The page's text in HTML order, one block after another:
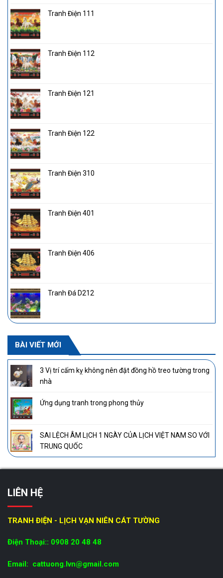
Tranh Điện 111
Tranh Điện 112
Tranh Điện 121
Tranh Điện 122
Tranh Điện 310
Tranh Điện 401
Tranh Điện 406
Tranh Đá D212
BÀI VIẾT MỚI
3 Vị trí cấm kỵ không nên đặt đồng hồ treo tường trong
nhà
Ứng dụng tranh trong phong thủy
SAI LỆCH ÂM LỊCH 1 NGÀY CỦA LỊCH VIỆT NAM SO VỚI
TRUNG QUỐC
LIÊN HỆ
TRANH ĐIỆN - LỊCH VẠN NIÊN CÁT TƯỜNG
Điện Thoại:: 0908 20 48 48
Email: cattuong.lvn@gmail.com